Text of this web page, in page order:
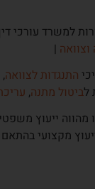
למשרד עורכי
וצוואה|
התנגדות לצוואה,
לביטול מתנה,
מהווה ייעוץ
מקצועי